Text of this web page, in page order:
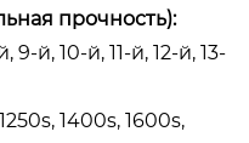
прочность):
й, 10-й, 11-й, 12-й, 13-
1400s, 1600s,